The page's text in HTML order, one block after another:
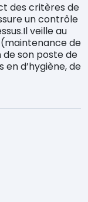
des critères de
un contrôle
veille au
de
de son poste de
d’hygiène, de